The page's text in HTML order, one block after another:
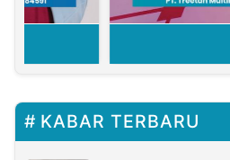
KABAR TERBARU